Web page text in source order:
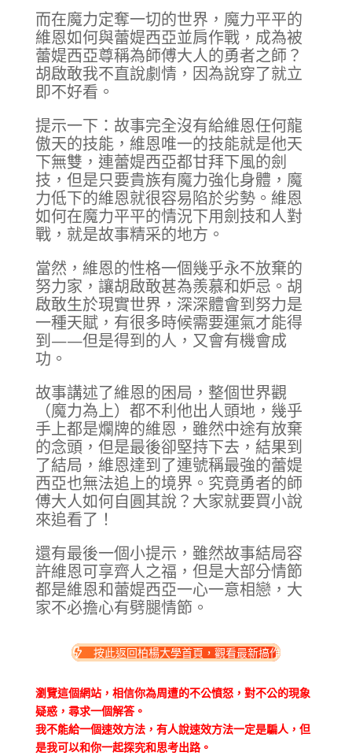
而在魔力定奪一切的世界，魔力平平的
維恩如何與蕾媞西亞並肩作戰，成為被
蕾媞西亞尊稱為師傅大人的勇者之師？
胡啟敢我不直說劇情，因為說穿了就立
即不好看。
提示一下：故事完全沒有給維恩任何龍
傲天的技能，維恩唯一的技能就是他天
下無雙，連蕾媞西亞都甘拜下風的劍
技，但是只要貴族有魔力強化身體，魔
力低下的維恩就很容易陷於劣勢。維恩
如何在魔力平平的情況下用劍技和人對
戰，就是故事精采的地方。
當然，維恩的性格一個幾乎永不放棄的
努力家，讓胡啟敢甚為羨慕和妒忌。胡
啟敢生於現實世界，深深體會到努力是
一種天賦，有很多時候需要運氣才能得
到——但是得到的人，又會有機會成
功。
故事講述了維恩的困局，整個世界觀
（魔力為上）都不利他出人頭地，幾乎
手上都是爛牌的維恩，雖然中途有放棄
的念頭，但是最後卻堅持下去，結果到
了結局，維恩達到了連號稱最強的蕾媞
西亞也無法追上的境界。究竟勇者的師
傅大人如何自圓其說？大家就要買小說
來追看了！
還有最後一個小提示，雖然故事結局容
許維恩可享齊人之福，但是大部分情節
都是維恩和蕾媞西亞一心一意相戀，大
家不必擔心有劈腿情節。
按此返回柏楊大學首頁，觀看最新搞作
瀏覽這個網站，相信你為周遭的不公憤怒，對不公的現象
疑惑，尋求一個解答。
我不能給一個速效方法，有人說速效方法一定是騙人，但
是我可以和你一起探究和思考出路。